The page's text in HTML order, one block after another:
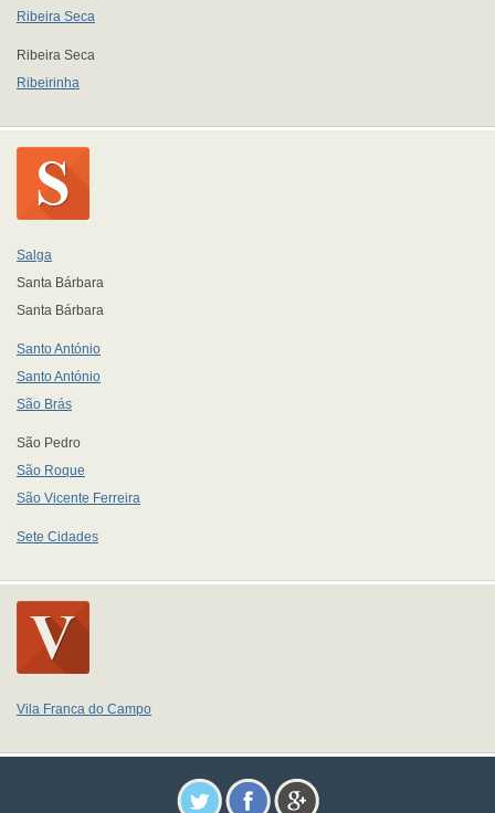
Ribeira Seca
Ribeira Seca
Ribeirinha
Salga
Santa Bárbara
Santa Bárbara
Santo António
Santo António
São Brás
São Pedro
São Roque
São Vicente Ferreira
Sete Cidades
Vila Franca do Campo